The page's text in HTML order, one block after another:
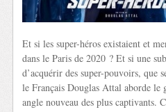
Et si les super-héros existaient et
dans le Paris de 2020 ? Et si une
d’acquérir des super-pouvoirs, que
le Français Douglas Attal aborde le
angle nouveau des plus captivants.